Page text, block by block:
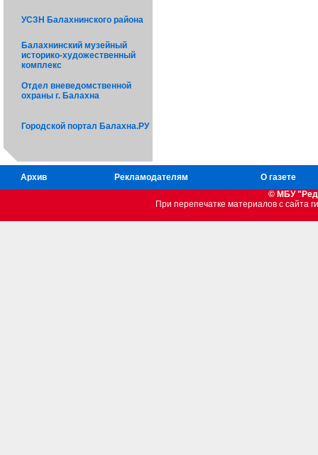
УСЗН Балахнинского района
Балахнинский музейный
историко-художественный
комплекс
Отдел вневедомственной
охраны г. Балахна
Городской портал Балахна.РУ
Архив Рекламодателям
О газете
© МБУ
При перепечатке материалов c сайта